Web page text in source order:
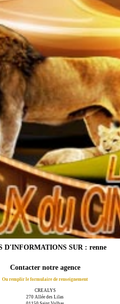
D'INFORMATIONS SUR : renne
Contacter notre agence
Ou remplir le formulaire de renseignement
CREALYS
270 Allée des Lilas